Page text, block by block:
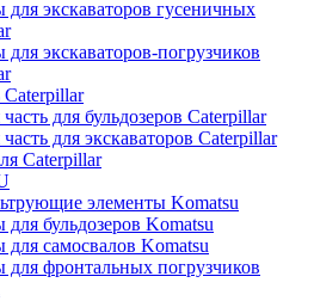
экскаваторов гусеничных
экскаваторов-погрузчиков
Caterpillar
для бульдозеров Caterpillar
для экскаваторов Caterpillar
Caterpillar
элементы Komatsu
бульдозеров Komatsu
самосвалов Komatsu
для фронтальных погрузчиков